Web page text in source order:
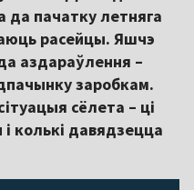
да пачатку летняга
расейцы. Яшчэ
аздараўлення –
заробкам.
сёлета – ці
колькі давядзецца